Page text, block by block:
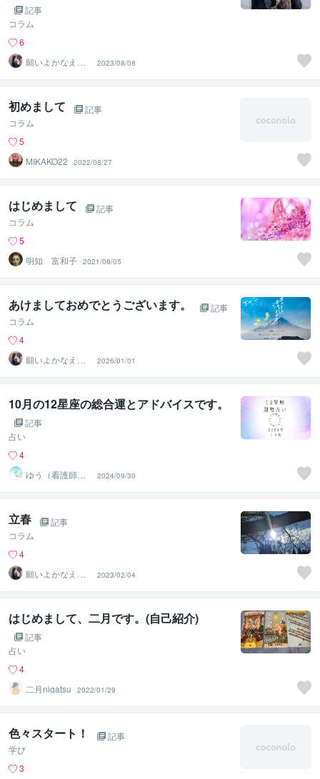
記事
コラム
6
願いよかなえ～
ゆりか～
2023/08/08
初めまして
記事
コラム
5
MIKAKO22
2022/08/27
はじめまして
記事
コラム
5
明知 富和子 2021/06/05
あけましておめでとうございます。
記事
コラム
4
願いよかなえ～
ゆりか～
2026/01/01
10月の12星座の総合運とアドバイスです。
記事
占い
4
ゆう（看護師・
占い）
2024/09/30
立春
記事
コラム
4
願いよかなえ～
ゆりか～
2023/02/04
はじめまして、二月です。(自己紹介)
記事
占い
4
二月nigatsu
2022/01/29
色々スタート！
記事
学び
3